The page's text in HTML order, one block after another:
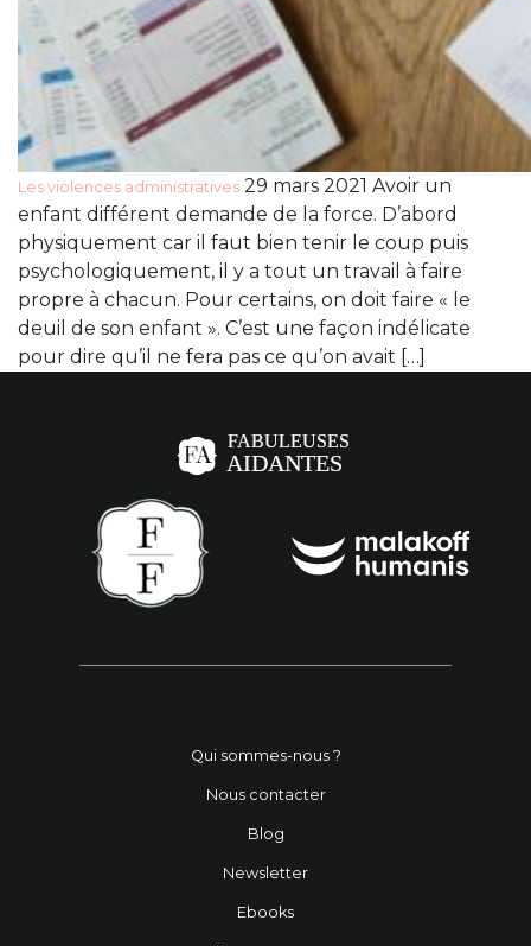
Les violences administratives 29 mars 2021 Avoir un
enfant différent demande de la force. D’abord
physiquement car il faut bien tenir le coup puis
psychologiquement, il y a tout un travail à faire
propre à chacun. Pour certains, on doit faire « le
deuil de son enfant ». C’est une façon indélicate
pour dire qu’il ne fera pas ce qu’on avait […]
Qui sommes-nous ?
Nous contacter
Blog
Newsletter
Ebooks